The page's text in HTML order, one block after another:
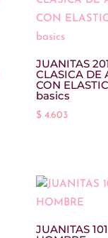
JUANITAS
CLASICA DE
CON
basics
$4.603
JUANITAS